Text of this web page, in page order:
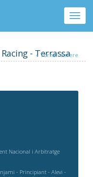
Toggle
- Terrassa
Nacional i Arbitratge
- Principiant - Alevi -
« Tornar enrere